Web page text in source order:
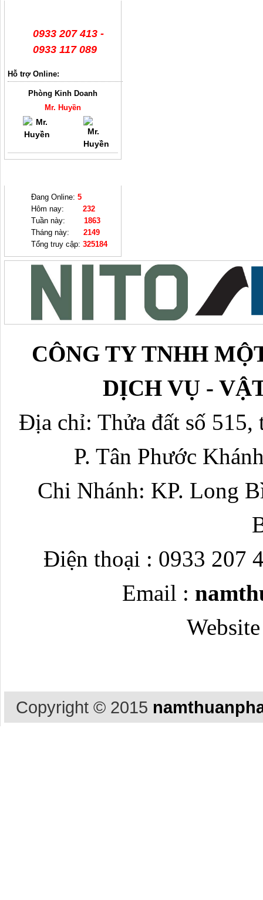
0933 207 413 -
0933 117 089
Hỗ trợ Online:
Phòng Kinh Doanh
Mr. Huyền
Đang Online: 5
Hôm nay: 232
Tuần này: 1863
Tháng này: 2149
Tổng truy cập: 325184
CÔNG TY TNHH
DỊCH VỤ -
Địa chỉ: Thửa đất số
P. Tân Phước
Chi Nhánh: KP. Long
Điện thoại : 0933 207
Email :
Copyright © 2015